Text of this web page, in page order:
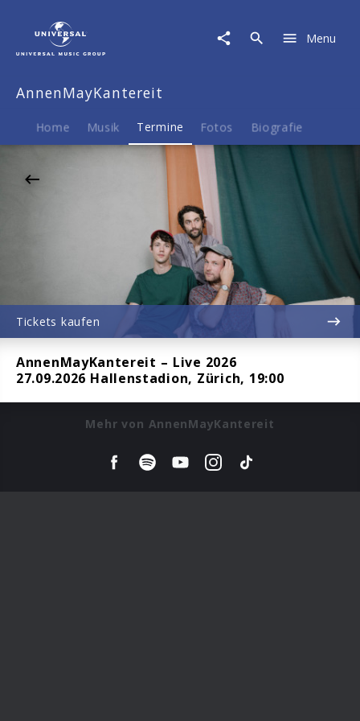
27.09.2026
Hallenstadion,
19:00
Menu
AnnenMayKantereit
Home Musik Termine Fotos Biografie
AnnenMayKantereit – Live 2026
27.09.2026 Hallenstadion, Zürich, 19:00
Tickets kaufen
Mehr von AnnenMayKantereit